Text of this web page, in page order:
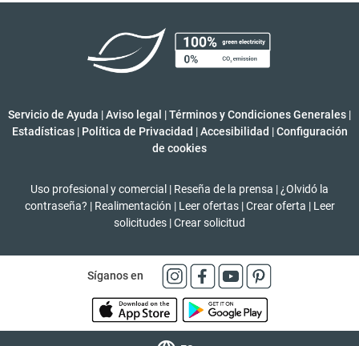
Servicio de Ayuda |Aviso legal |Términos y Condiciones Generales |
Estadísticas | Política de Privacidad | Accesibilidad | Configuración
de cookies
Uso profesional y comercial | Reseña de la prensa | ¿Olvidó la
contraseña? | Realimentación | Leer ofertas | Crear oferta | Leer
solicitudes |Crear solicitud
Síganos en